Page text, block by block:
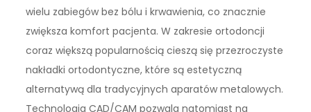
wielu zabiegów bez bólu i krwawienia, co znacznie
zwiększa komfort pacjenta. W zakresie ortodoncji
coraz większą popularnością cieszą się przezroczyste
nakładki ortodontyczne, które są estetyczną
alternatywą dla tradycyjnych aparatów metalowych.
Technologia CAD/CAM pozwala natomiast na